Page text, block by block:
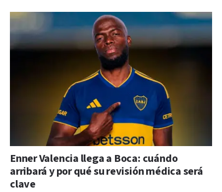
Enner Valencia llega a Boca: cuándo
arribará y por qué su revisión médica será
clave